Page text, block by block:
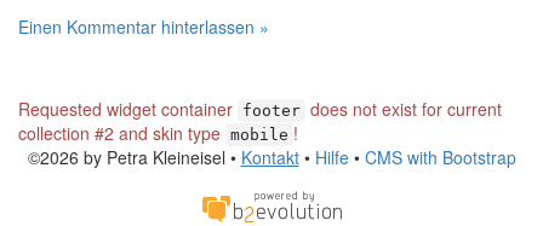
Einen Kommentar hinterlassen »
Requested widget container footer does not exist for current
collection #2 and skin type mobile !
©2026 by Petra Kleineisel • Kontakt• Hilfe• CMS with Bootstrap